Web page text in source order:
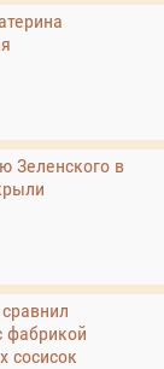
Зеленского в
фабрикой
сосисок